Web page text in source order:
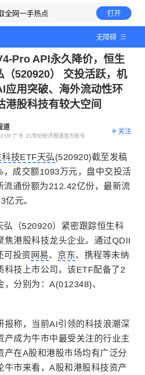
全网一手热点 打开
无障碍
Pro API永久降价，恒生
（520920） 交投活跃，机
应用突破、海外流动性环
港股科技有较大空间
道
广东 21世纪经济报道官方账号
关注
技ETF天弘(520920)截至发稿
，成交额1093万元，盘中交投活
流通份额为212.42亿份，最新流
亿元。
弘（520920）紧密跟踪恒生科
焦港股科技龙头企业。通过QDII
可投资 网易、 京东、携程等未纳
科技上市公司。该ETF配备了2
，分别为：A(012348)、
报称，当前AI引领的科技浪潮深
产成为牛市中最受关注的行业主
产在A股和港股市场均有广泛分
牛市来看，A股和港股科技资产